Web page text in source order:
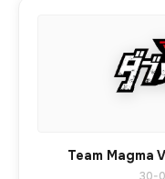
Team Magma